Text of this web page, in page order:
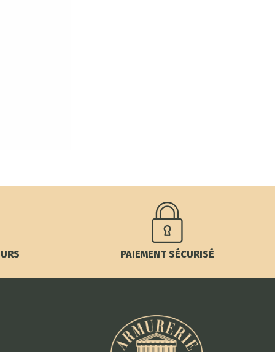
PAIEMENT SÉCURISÉ